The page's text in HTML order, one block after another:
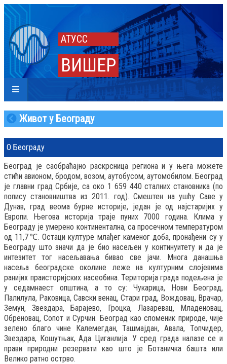
АТУСС
ВИШЕР
Живот у Београду
О Београду
Београд је саобраћајно раскрсница региона и у њега можете
стићи авионом, бродом, возом, аутобусом, аутомобилом. Београд
је главни град Србије, са око 1 659 440 сталних становника (по
попису становништва из 2011. год). Смештен на ушћу Саве у
Дунав, град веома бурне историје, један је од најстаријих у
Европи. Његова историја траје пуних 7000 година. Клима у
Београду је умерено континентална, са просечном температуром
од 11,7℃. Остаци културе млађег каменог доба, пронађени су у
Београду што значи да је био насељен у континуитету и да је
интезитет тог насељавања бивао све јачи. Многа данашња
насеља београдске околине леже на културним слојевима
ранијих праисторијских насеобина. Територија града подељена је
у седамнаест општина, а то су: Чукарица, Нови Београд,
Палилула, Раковица, Савски венац, Стари град, Вождовац, Врачар,
Земун, Звездара, Барајево, Гроцка, Лазаревац, Младеновац,
Обреновац, Сопот и Сурчин. Београд као споменик природе, чије
зелено благо чине Калемегдан, Ташмајдан, Авала, Топчидер,
Звездара, Кошутњак, Ада Циганлија. У сред града налазе се и
прави природни резервати као што је Ботаничка башта или
Велико ратно острво.